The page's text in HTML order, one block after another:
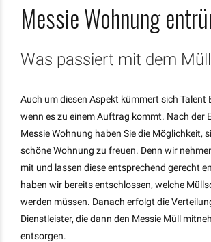
Messie Wohnung
Was passiert mit dem
Auch um diesen Aspekt kümmert sich Talent
wenn es zu einem Auftrag kommt. Nach der
Messie Wohnung haben Sie die Möglichkeit,
schöne Wohnung zu freuen. Denn wir
mit und lassen diese entsprechend gerecht
haben wir bereits entschlossen, welche
werden müssen. Danach erfolgt die
Dienstleister, die dann den Messie Müll
entsorgen.